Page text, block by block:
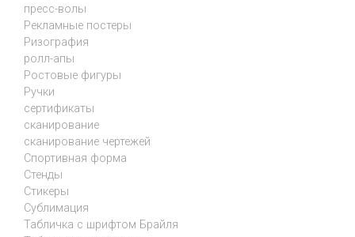
пресс-волы
Рекламные постеры
Ризография
ролл-апы
Ростовые фигуры
Ручки
сертификаты
сканирование
сканирование чертежей
Спортивная форма
Стенды
Стикеры
Сублимация
Табличка с шрифтом Брайля